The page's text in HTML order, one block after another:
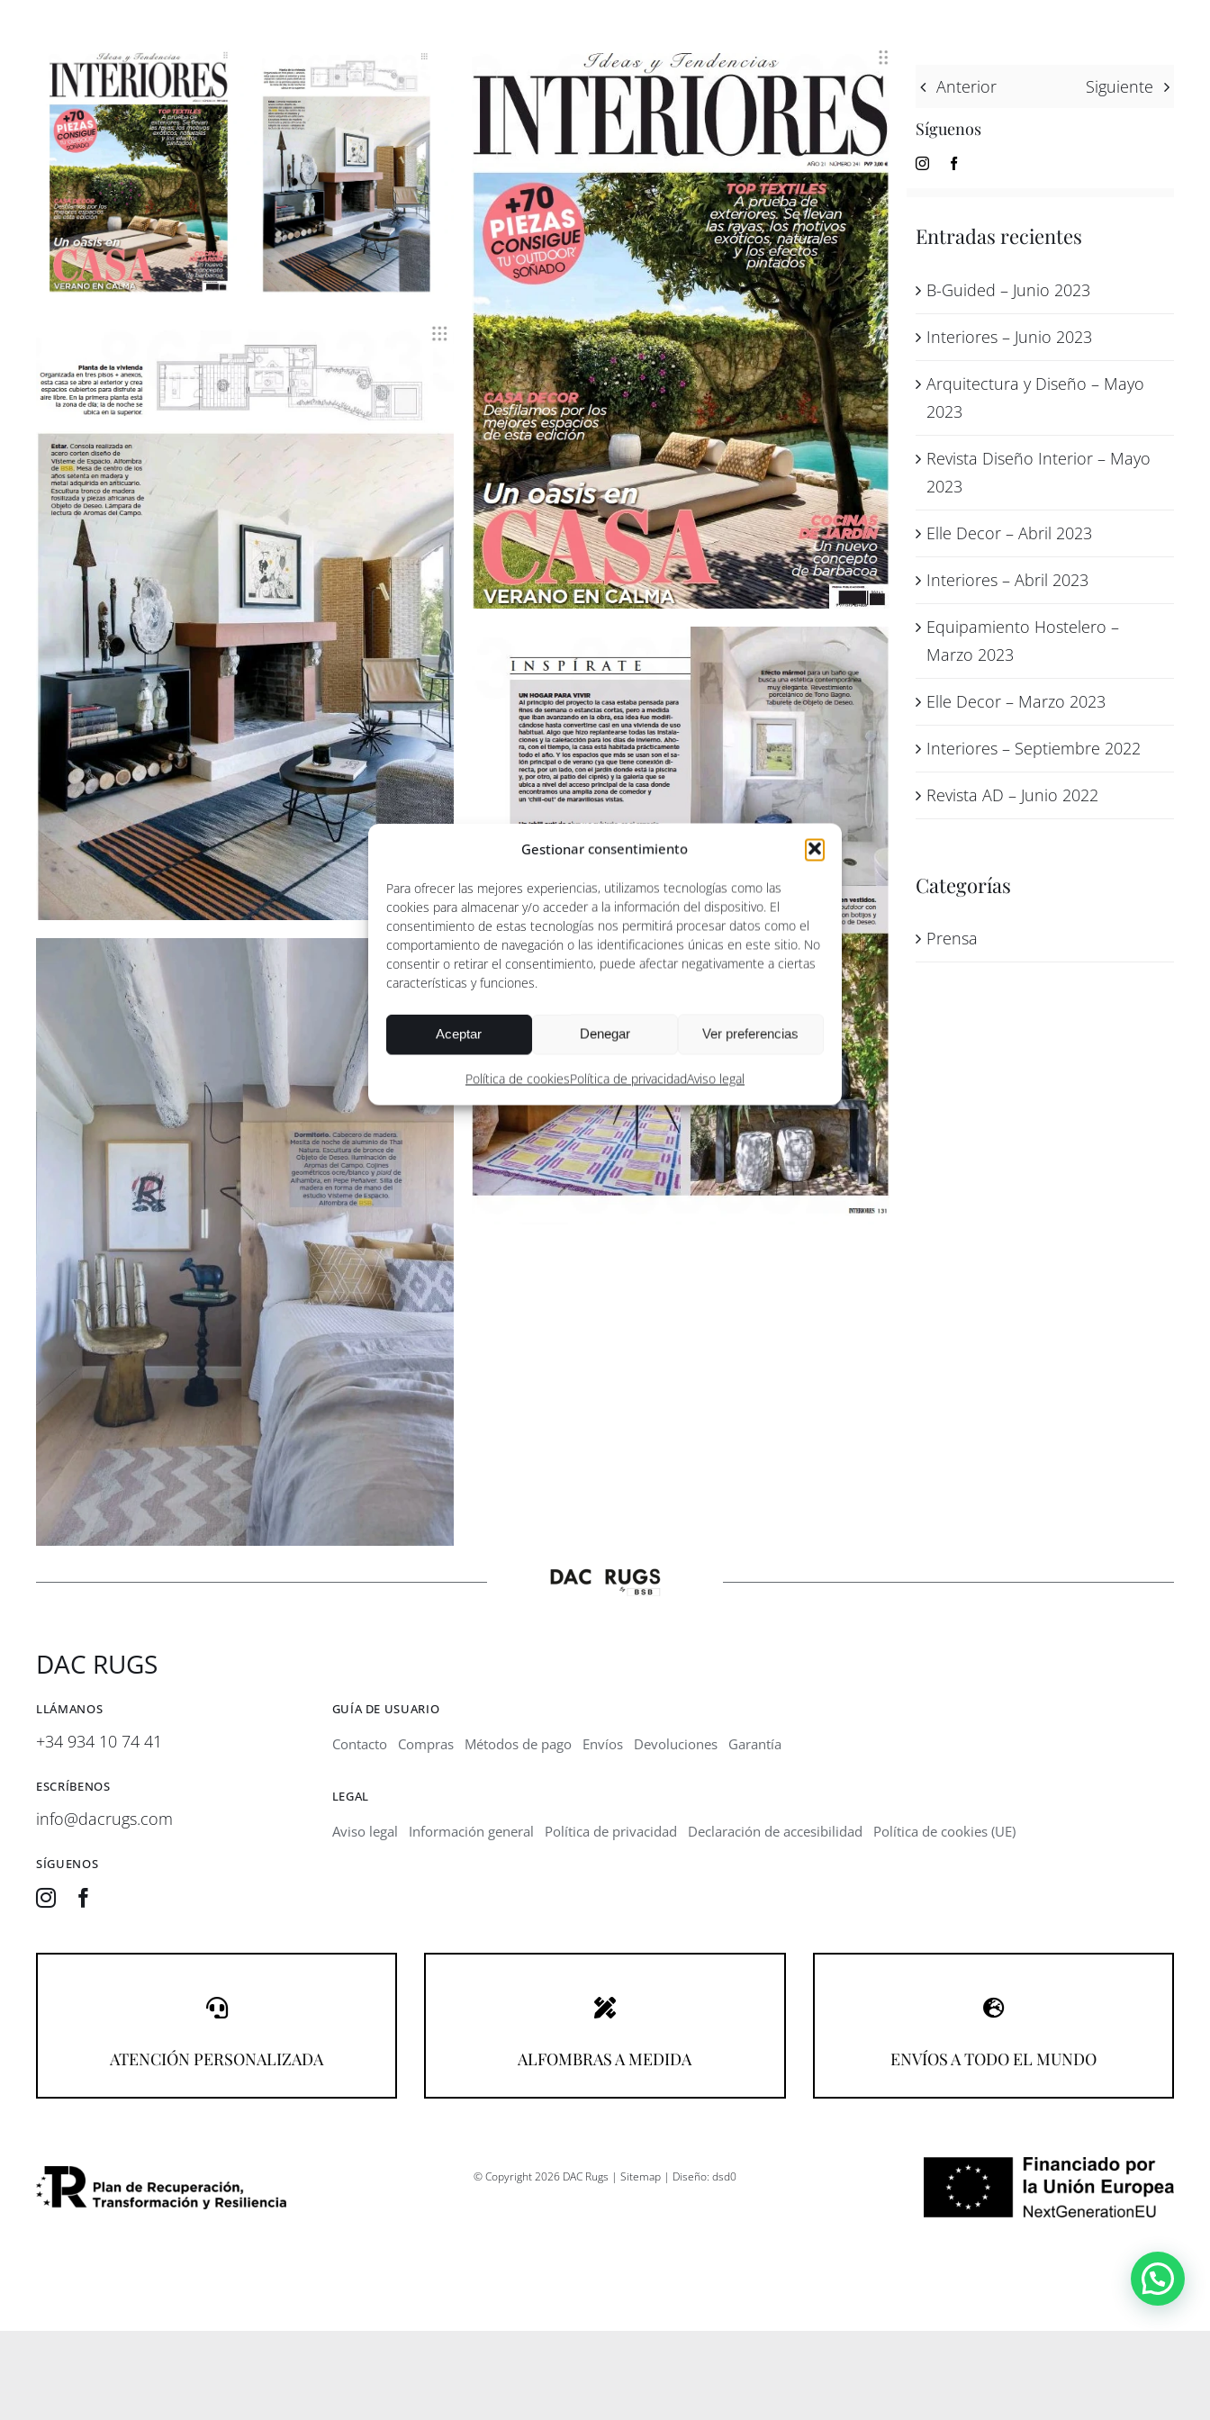
Gestionar consentimiento
Para ofrecer las mejores experiencias, utilizamos tecnologías como las
cookies para almacenar y/o acceder a la información del dispositivo. El
consentimiento de estas tecnologías nos permitirá procesar datos como el
comportamiento de navegación o las identificaciones únicas en este sitio. No
consentir o retirar el consentimiento, puede afectar negativamente a ciertas
características y funciones.
Aceptar Denegar Ver preferencias
Política de cookiesPolítica de privacidadAviso legal
Anterior
Siguiente
Síguenos
Entradas recientes
B-Guided – Junio 2023
Interiores – Junio 2023
Arquitectura y Diseño – Mayo
2023
Revista Diseño Interior – Mayo
2023
Elle Decor – Abril 2023
Interiores – Abril 2023
Equipamiento Hostelero –
Marzo 2023
Elle Decor – Marzo 2023
Interiores – Septiembre 2022
Revista AD – Junio 2022
Categorías
Prensa
DAC RUGS
LLÁMANOS
+34 934 10 74 41
ESCRÍBENOS
info@dacrugs.com
SÍGUENOS
GUÍA DE USUARIO
Contacto Compras Métodos de pago Envíos Devoluciones Garantía
LEGAL
Aviso legal Información general Política de privacidad Declaración de accesibilidad Política de cookies (UE)
ATENCIÓN PERSONALIZADA ALFOMBRAS A MEDIDA ENVÍOS A TODO EL MUNDO
© Copyright 2026 DAC Rugs | Sitemap| Diseño: dsd0